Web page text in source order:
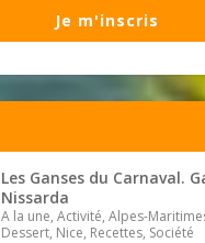
Je m'inscris
Les Ganses du Carnaval.
Nissarda
A la une, Activité, Alpes-
Dessert, Nice, Recettes, Société